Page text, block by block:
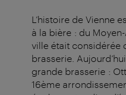
L’histoire de Vienne
à la bière : du
ville était considérée
brasserie.
grande brasserie :
16ème